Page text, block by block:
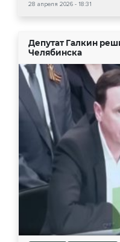
28 апреля 2026 - 18:31
Депутат Галкин
Челябинска